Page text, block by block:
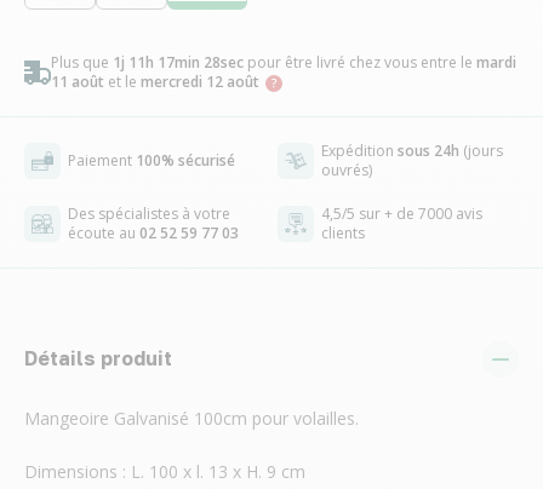
Plus que 1j 11h 17min 27sec pour être livré chez vous entre le mardi
11 août et le mercredi 12 août
Paiement 100% sécurisé Expédition sous 24h (jours
ouvrés)
Des spécialistes à votre
écoute au 02 52 59 77 03
4,5/5 sur + de 7000 avis
clients
Détails produit
Mangeoire Galvanisé 100cm pour volailles.
Dimensions : L. 100 x l. 13 x H. 9 cm